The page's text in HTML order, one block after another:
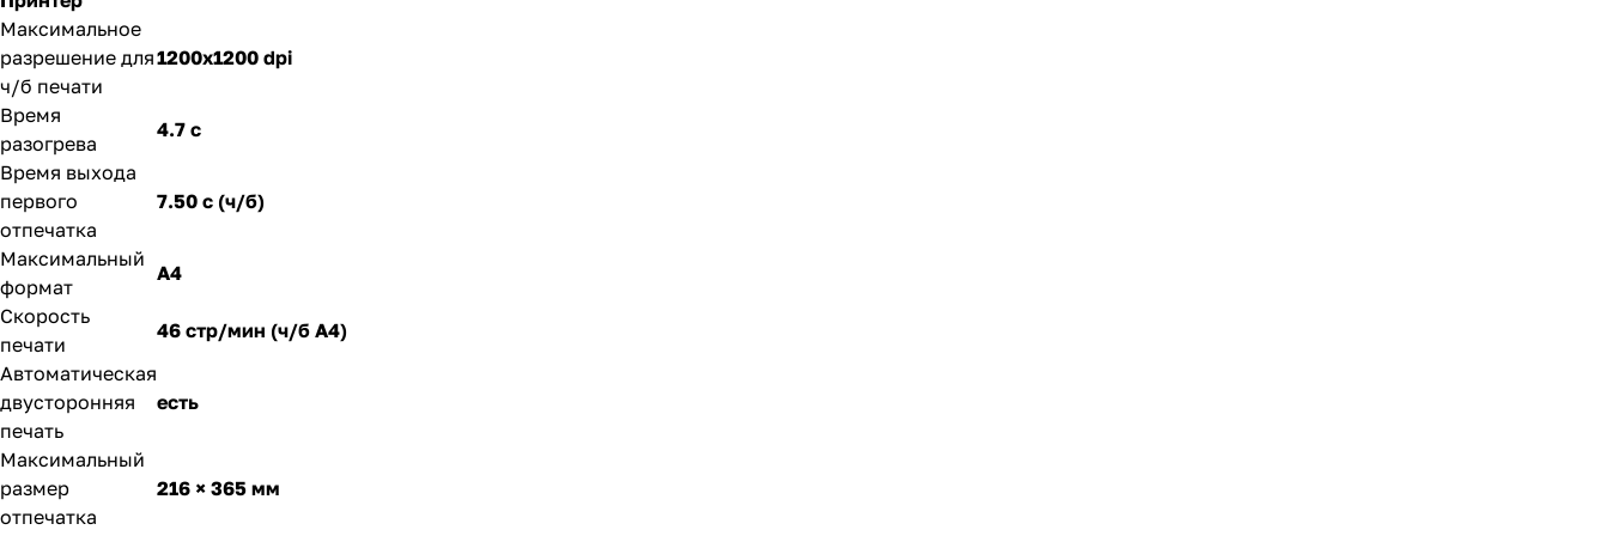
Максимальное
разрешение для
ч/б печати
1200x1200 dpi
Время
разогрева
4.7 с
Время выхода
первого
отпечатка
7.50 c (ч/б)
Максимальный
формат
A4
Скорость
печати
46 стр/мин (ч/б А4)
Автоматическая
двусторонняя
печать
есть
Максимальный
размер
отпечатка
216 × 365 мм